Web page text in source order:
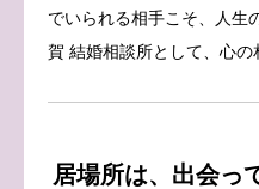
でいられる相手こそ、人生
賀 結婚相談所として、心の
居場所は、出会っ